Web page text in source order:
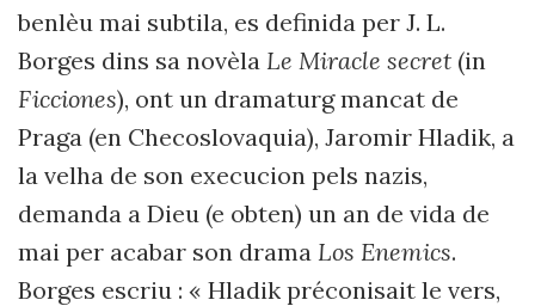
benlèu mai subtila, es definida per J. L.
Borges dins sa novèla Le Miracle secret (in
Ficciones), ont un dramaturg mancat de
Praga (en Checoslovaquia), Jaromir Hladik, a
la velha de son execucion pels nazis,
demanda a Dieu (e obten) un an de vida de
mai per acabar son drama Los Enemics.
Borges escriu : « Hladik préconisait le vers,